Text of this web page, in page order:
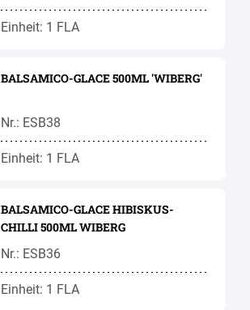
Einheit: 1 FLA
BALSAMICO-GLACE 500ML 'WIBERG'
Nr.: ESB38
Einheit: 1 FLA
BALSAMICO-GLACE HIBISKUS-
CHILLI 500ML WIBERG
Nr.: ESB36
Einheit: 1 FLA